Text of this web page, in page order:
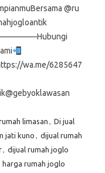
@ru
wa.me/6285647
limasan , Di jual
jati kuno , dijual rumah
, dijual rumah joglo
harga rumah joglo